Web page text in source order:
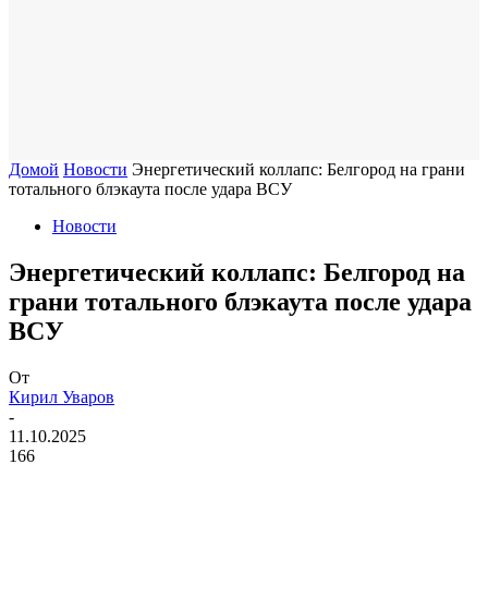
Домой Новости Энергетический коллапс: Белгород на грани
тотального блэкаута после удара ВСУ
Новости
Энергетический коллапс: Белгород на
грани тотального блэкаута после удара
ВСУ
От
Кирил Уваров
-
11.10.2025
166